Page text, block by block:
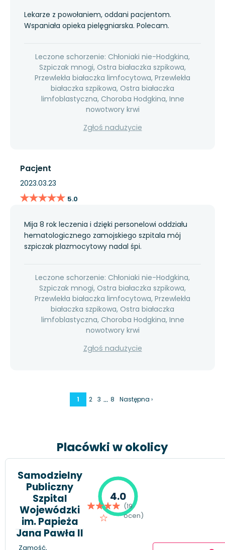
Lekarze z powołaniem, oddani pacjentom.
Wspaniała opieka pielęgniarska. Polecam.
Leczone schorzenie: Chłoniaki nie-Hodgkina,
Szpiczak mnogi, Ostra białaczka szpikowa,
Przewlekła białaczka limfocytowa, Przewlekła
białaczka szpikowa, Ostra białaczka
limfoblastyczna, Choroba Hodgkina, Inne
nowotwory krwi
Zgłoś nadużycie
Pacjent
2023.03.23
★★★★★
★★★★★ 5.0
Mija 8 rok leczenia i dzięki personelowi oddziału
hematologicznego zamojskiego szpitala mój
szpiczak plazmocytowy nadal śpi.
Leczone schorzenie: Chłoniaki nie-Hodgkina,
Szpiczak mnogi, Ostra białaczka szpikowa,
Przewlekła białaczka limfocytowa, Przewlekła
białaczka szpikowa, Ostra białaczka
limfoblastyczna, Choroba Hodgkina, Inne
nowotwory krwi
Zgłoś nadużycie
1 2 3 … 8 Następna ›
Placówki w okolicy
Samodzielny
Publiczny
Szpital
Wojewódzki
im. Papieża
Jana Pawła II
Zamość,
4.0
(19
ocen)